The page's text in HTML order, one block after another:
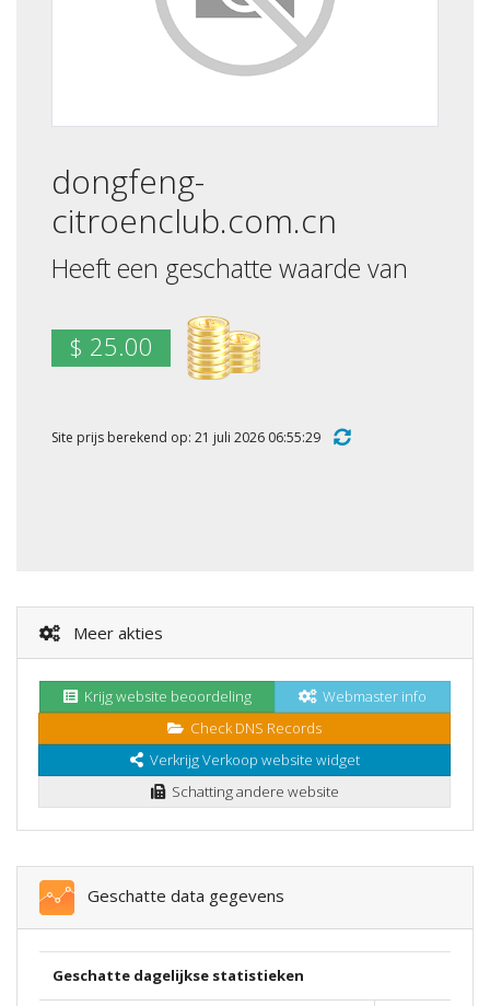
dongfeng-
citroenclub.com.cn
Heeft een geschatte waarde van
$ 25.00
Site prijs berekend op: 21 juli 2026 06:55:29
Meer akties
Krijg website beoordeling
Webmaster info
Check DNS Records
Verkrijg Verkoop website widget
Schatting andere website
Geschatte data gegevens
Geschatte dagelijkse statistieken